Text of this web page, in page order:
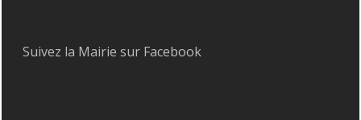
Suivez la Mairie sur Facebook